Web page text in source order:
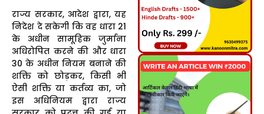
राज्य सरकार, आदेश द्वारा, यह
निदेश दे सकेगी कि वह धारा 21
के अधीन सामूहिक जुर्माना
अधिरोपित करने की और धारा
30 के अधीन नियम बनाने की
शक्ति को छोड़कर, किसी भी
ऐसी शक्ति या कर्तव्य का, जो
इस अधिनियम द्वारा राज्य